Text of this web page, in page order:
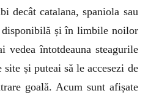
decât catalana, spaniola sau
disponibilă și în limbile noilor
vedea întotdeauna steagurile
și puteai să le accesezi de
goală. Acum sunt afișate